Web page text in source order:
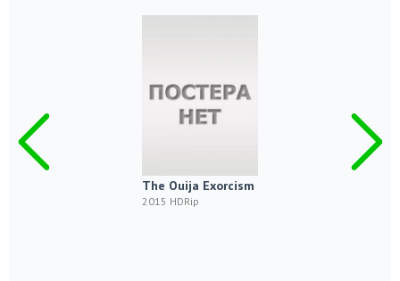
The Ouija Exorcism
2015 HDRip